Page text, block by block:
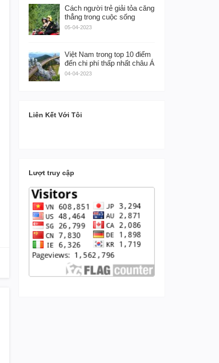
Cách người trẻ giải tỏa căng
thẳng trong cuộc sống
05-04-2023
Việt Nam trong top 10 điểm
đến chi phí thấp nhất châu Á
04-04-2023
Liên Kết Với Tôi
Lượt truy cập